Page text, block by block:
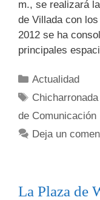
m., se realizará
de Villada con
2012 se ha
principales
Actualidad
de Comunicación
Deja un
La Plaza de